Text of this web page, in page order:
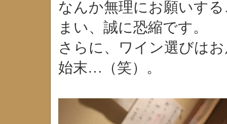
なんか無理にお願いす
まい、誠に恐縮です。
さらに、ワイン選びは
始末…（笑）。